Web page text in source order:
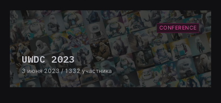
CONFERENCE
UWDC 2023
3 июня 2023 / 1332 участника